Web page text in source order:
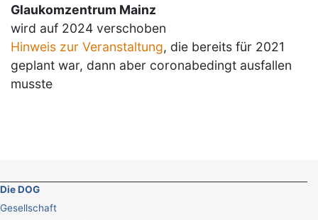
Glaukomzentrum Mainz
wird auf 2024 verschoben
Hinweis zur Veranstaltung, die bereits für 2021
geplant war, dann aber coronabedingt ausfallen
musste
Die DOG
Gesellschaft